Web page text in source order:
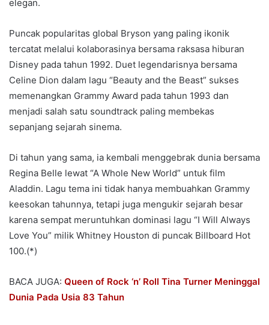
elegan.
Puncak popularitas global Bryson yang paling ikonik
tercatat melalui kolaborasinya bersama raksasa hiburan
Disney pada tahun 1992. Duet legendarisnya bersama
Celine Dion dalam lagu “Beauty and the Beast” sukses
memenangkan Grammy Award pada tahun 1993 dan
menjadi salah satu soundtrack paling membekas
sepanjang sejarah sinema.
Di tahun yang sama, ia kembali menggebrak dunia bersama
Regina Belle lewat “A Whole New World” untuk film
Aladdin. Lagu tema ini tidak hanya membuahkan Grammy
keesokan tahunnya, tetapi juga mengukir sejarah besar
karena sempat meruntuhkan dominasi lagu “I Will Always
Love You” milik Whitney Houston di puncak Billboard Hot
100.(*)
BACA JUGA: Queen of Rock ‘n’ Roll Tina Turner Meninggal
Dunia Pada Usia 83 Tahun